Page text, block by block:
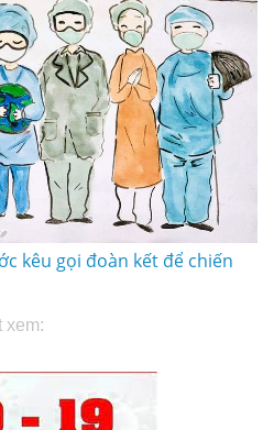
kêu gọi đoàn kết để chiến
xem: